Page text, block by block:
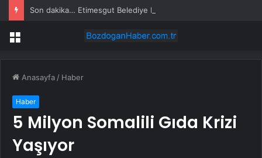
Menü
Anasayfa / Haber
Haber
5 Milyon Somalili Gıda Krizi
Yaşıyor